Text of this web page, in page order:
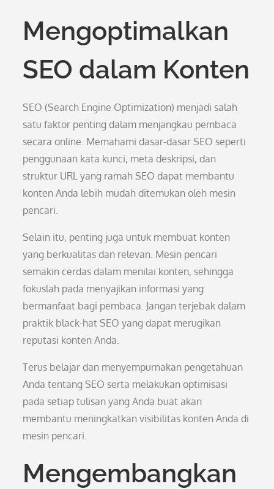
Mengoptimalkan
SEO dalam Konten
SEO (Search Engine Optimization) menjadi salah
satu faktor penting dalam menjangkau pembaca
secara online. Memahami dasar-dasar SEO seperti
penggunaan kata kunci, meta deskripsi, dan
struktur URL yang ramah SEO dapat membantu
konten Anda lebih mudah ditemukan oleh mesin
pencari.
Selain itu, penting juga untuk membuat konten
yang berkualitas dan relevan. Mesin pencari
semakin cerdas dalam menilai konten, sehingga
fokuslah pada menyajikan informasi yang
bermanfaat bagi pembaca. Jangan terjebak dalam
praktik black-hat SEO yang dapat merugikan
reputasi konten Anda.
Terus belajar dan menyempurnakan pengetahuan
Anda tentang SEO serta melakukan optimisasi
pada setiap tulisan yang Anda buat akan
membantu meningkatkan visibilitas konten Anda di
mesin pencari.
Mengembangkan